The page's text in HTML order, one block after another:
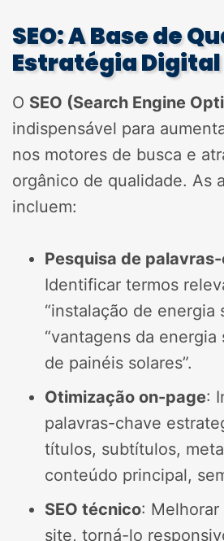
SEO: A Base de
Estratégia Digital
O SEO (Search Engine
indispensável para
nos motores de busca e
orgânico de qualidade. As
incluem:
Pesquisa de
Identificar termos
“instalação de energia
“vantagens da energia
de painéis solares”.
Otimização on-page:
palavras-chave
títulos, subtítulos,
conteúdo principal,
SEO técnico:
site, torná-lo